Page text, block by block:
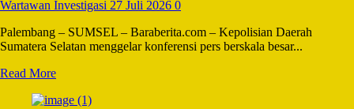
Layak
Huni
dan
Bantuan
Pulubala
Wartawan Investigasi 27 Juli 2026 0
Palembang – SUMSEL – Baraberita.com – Kepolisian Daerah
Sumatera Selatan menggelar konferensi pers berskala besar...
Read MoreRead
about